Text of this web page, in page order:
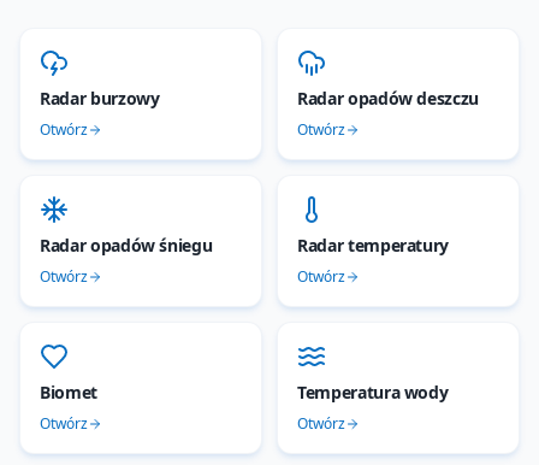
Radar burzowy
Otwórz
Radar opadów deszczu
Otwórz
Radar opadów śniegu
Otwórz
Radar temperatury
Otwórz
Biomet
Otwórz
Temperatura wody
Otwórz